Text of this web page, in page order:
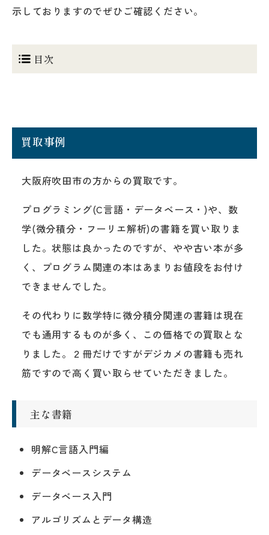
示しておりますのでぜひご確認ください。
目次
買取事例
大阪府吹田市の方からの買取です。
プログラミング(C言語・データベース・)や、数
学(微分積分・フーリエ解析)の書籍を買い取りま
した。状態は良かったのですが、やや古い本が多
く、プログラム関連の本はあまりお値段をお付け
できませんでした。
その代わりに数学特に微分積分関連の書籍は現在
でも通用するものが多く、この価格での買取とな
りました。２冊だけですがデジカメの書籍も売れ
筋ですので高く買い取らせていただきました。
主な書籍
明解C言語入門編
データベースシステム
データベース入門
アルゴリズムとデータ構造